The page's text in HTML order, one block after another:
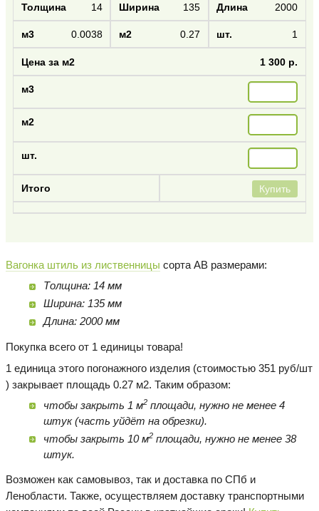
14 135 2000
0.0038 0.27 1
1 300 р.
Купить
Вагонка штиль из лиственницы сорта AB размерами:
Толщина: 14 мм
Ширина: 135 мм
Длина: 2000 мм
Покупка всего от 1 единицы товара!
1 единица этого погонажного изделия (стоимостью 351 руб/шт
) закрывает площадь 0.27 м2. Таким образом:
чтобы закрыть 1 м2площади, нужно не менее 4
штук (часть уйдёт на обрезки).
чтобы закрыть 10 м2площади, нужно не менее 38
штук.
Возможен как самовывоз, так и доставка по СПб и
Ленобласти. Также, осуществляем доставку транспортными